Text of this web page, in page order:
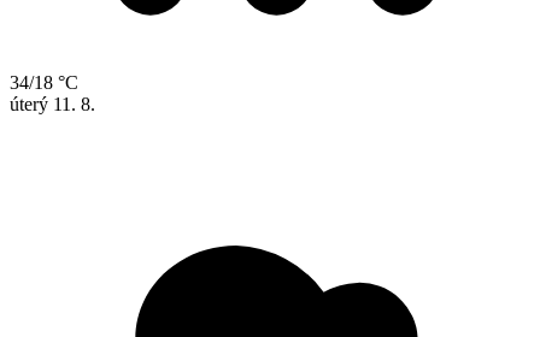
34/18 °C
úterý 11. 8.